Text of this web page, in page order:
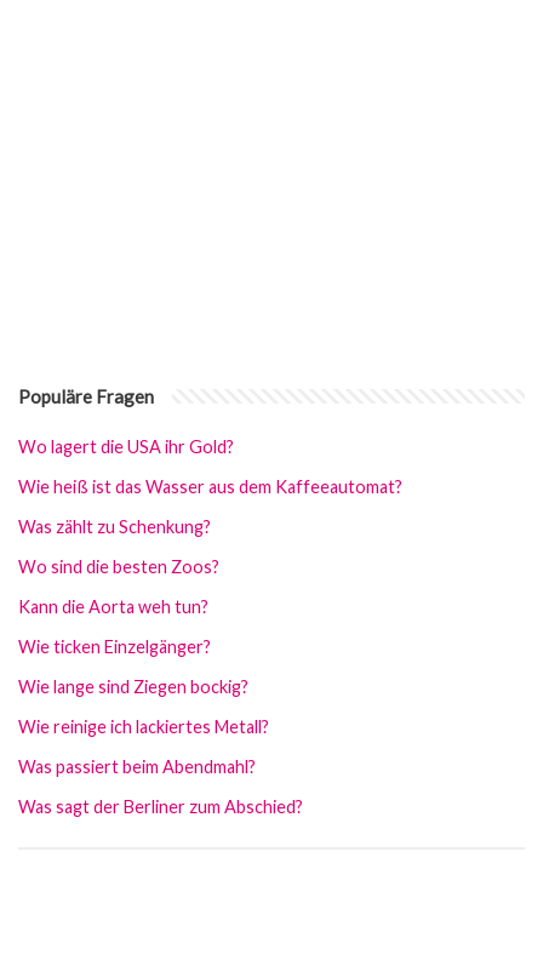
Populäre Fragen
Wo lagert die USA ihr Gold?
Wie heiß ist das Wasser aus dem Kaffeeautomat?
Was zählt zu Schenkung?
Wo sind die besten Zoos?
Kann die Aorta weh tun?
Wie ticken Einzelgänger?
Wie lange sind Ziegen bockig?
Wie reinige ich lackiertes Metall?
Was passiert beim Abendmahl?
Was sagt der Berliner zum Abschied?